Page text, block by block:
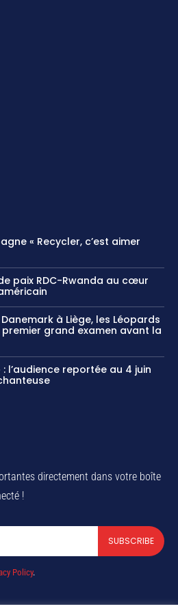
« Recycler, c’est aimer
paix RDC-Rwanda au cœur
à Liège, les Léopards
premier grand examen avant la
l’audience reportée au 4 juin
directement dans votre boîte
!
SUBSCRIBE
Policy.